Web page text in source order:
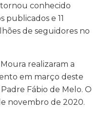
conhecido
publicados e 11
de seguidores no
realizaram a
em março deste
Fábio de Melo. O
novembro de 2020.